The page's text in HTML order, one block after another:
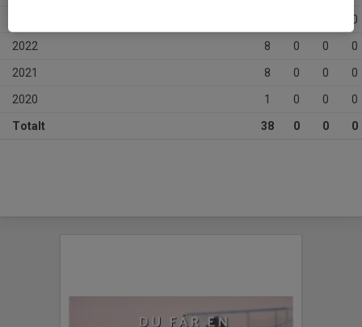
0
2022 8 0 0 0
2021 8 0 0 0
2020 1 0 0 0
Totalt 38 0 0 0